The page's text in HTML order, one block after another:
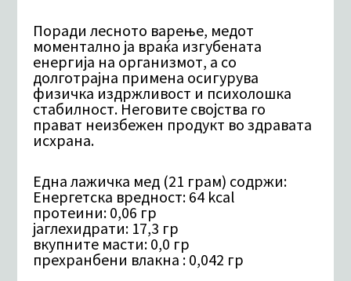
Поради лесното варење, медот
моментално ја враќа изгубената
енергија на организмот, а со
долготрајна примена осигурува
физичка издржливост и психолошка
стабилност. Неговите својства го
прават неизбежен продукт во здравата
исхрана.
Една лажичка мед (21 грам) содржи:
Енергетска вредност: 64 kcal
протеини: 0,06 гр
јаглехидрати: 17,3 гр
вкупните масти: 0,0 гр
прехранбени влакна : 0,042 гр